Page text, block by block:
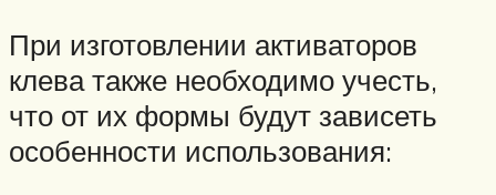
При изготовлении активаторов
клева также необходимо учесть,
что от их формы будут зависеть
особенности использования: